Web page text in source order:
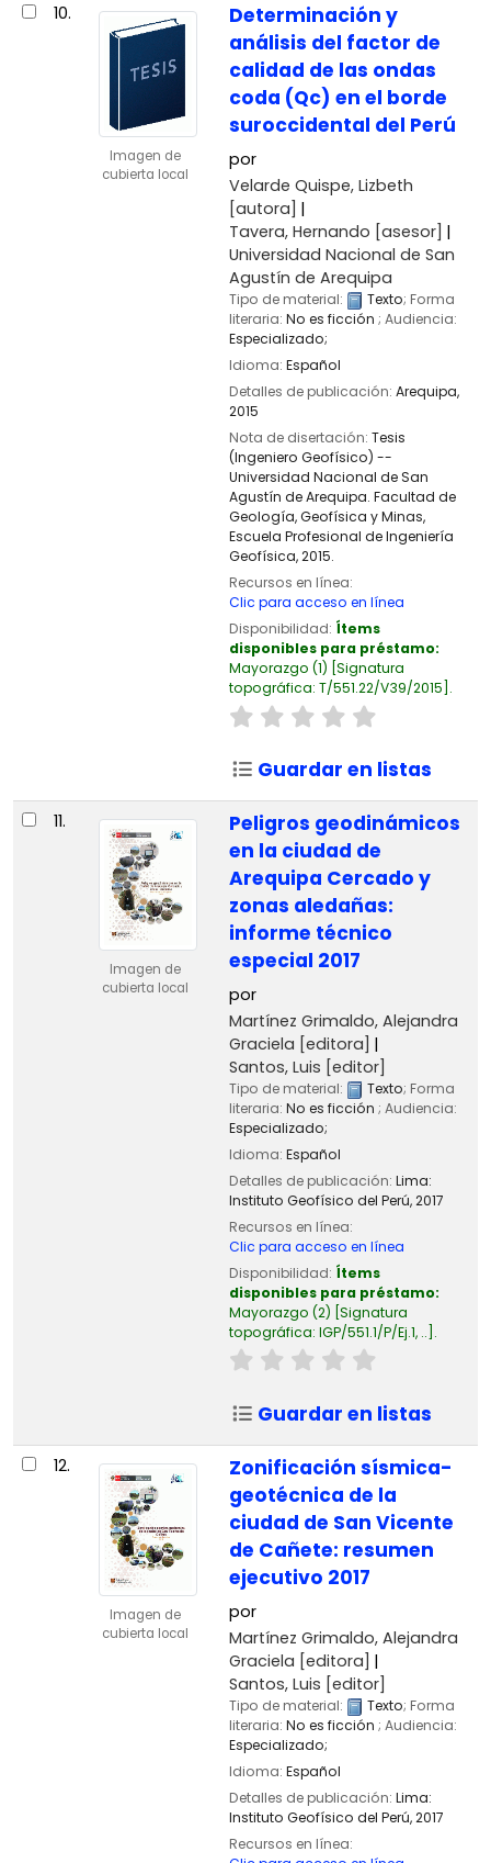
10.
Imagen de
cubierta local
Determinación y
análisis del factor de
calidad de las ondas
coda (Qc) en el borde
suroccidental del Perú
por
Velarde Quispe, Lizbeth
[autora]
Tavera, Hernando [asesor]
Universidad Nacional de San
Agustín de Arequipa
Tipo de material: Texto; Forma
literaria: No es ficción ; Audiencia:
Especializado;
Idioma: Español
Detalles de publicación: Arequipa,
2015
Nota de disertación: Tesis
(Ingeniero Geofísico) --
Universidad Nacional de San
Agustín de Arequipa. Facultad de
Geología, Geofísica y Minas,
Escuela Profesional de Ingeniería
Geofísica, 2015.
Recursos en línea:
Clic para acceso en línea
Disponibilidad: Ítems
disponibles para préstamo:
Mayorazgo (1) Signatura
topográfica: T/551.22/V39/2015 .
Guardar en listas
11.
Imagen de
cubierta local
Peligros geodinámicos
en la ciudad de
Arequipa Cercado y
zonas aledañas:
informe técnico
especial 2017
por
Martínez Grimaldo, Alejandra
Graciela [editora]
Santos, Luis [editor]
Tipo de material: Texto; Forma
literaria: No es ficción ; Audiencia:
Especializado;
Idioma: Español
Detalles de publicación: Lima:
Instituto Geofísico del Perú,2017
Recursos en línea:
Clic para acceso en línea
Disponibilidad: Ítems
disponibles para préstamo:
Mayorazgo (2) Signatura
topográfica: IGP/551.1/P/Ej.1, .. .
Guardar en listas
12.
Imagen de
cubierta local
Zonificación sísmica-
geotécnica de la
ciudad de San Vicente
de Cañete: resumen
ejecutivo 2017
por
Martínez Grimaldo, Alejandra
Graciela [editora]
Santos, Luis [editor]
Tipo de material: Texto; Forma
literaria: No es ficción ; Audiencia:
Especializado;
Idioma: Español
Detalles de publicación: Lima:
Instituto Geofísico del Perú,2017
Recursos en línea: